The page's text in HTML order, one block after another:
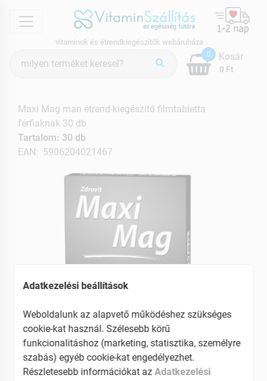
menu
vitaminok és étrendkiegészítők webáruháza
keresés
0
0 Ft
Kosár
Maxi Mag man étrend-kiegészítő filmtabletta
férfiaknak 30 db
Tartalom: 30 db
EAN: 5906204021467
Adatkezelési beállítások
Weboldalunk az alapvető működéshez szükséges
cookie-kat használ. Szélesebb körű
funkcionalitáshoz (marketing, statisztika, személyre
szabás) egyéb cookie-kat engedélyezhet.
Részletesebb információkat azAdatkezelési